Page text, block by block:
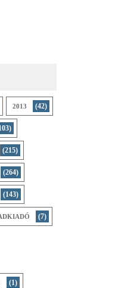
2013 (42)
(215)
(264)
(143)
(7)
(1)